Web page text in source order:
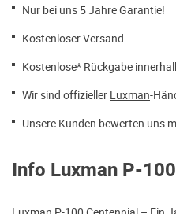
Nur bei uns 5 Jahre Garantie!
Kostenloser Versand.
Kostenlose* Rückgabe
Wir sind offizieller Luxman-
Unsere Kunden bewerten uns
Info Luxman P-